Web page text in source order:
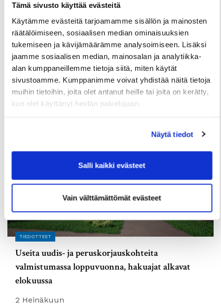
Tämä sivusto käyttää evästeitä
Käytämme evästeitä tarjoamamme sisällön ja mainosten
räätälöimiseen, sosiaalisen median ominaisuuksien
tukemiseen ja kävijämäärämme analysoimiseen. Lisäksi
jaamme sosiaalisen median, mainosalan ja analytiikka-
alan kumppaneillemme tietoja siitä, miten käytät
sivustoamme. Kumppanimme voivat yhdistää näitä tietoja
muihin tietoihin, joita olet antanut heille tai joita on kerätty,
kun olet käyttänyt heidän palvelujaan.
Näytä tiedot
Salli kaikki evästeet
Vain välttämättömät evästeet
Kuivasjärvelle valmistumassa uusia
rivitaloasuntoja – Haku on nyt käynnissä
3 Elokuun
TIEDOTTEET
Useita uudis- ja peruskorjauskohteita
valmistumassa loppuvuonna, hakuajat alkavat
elokuussa
2 Heinäkuun